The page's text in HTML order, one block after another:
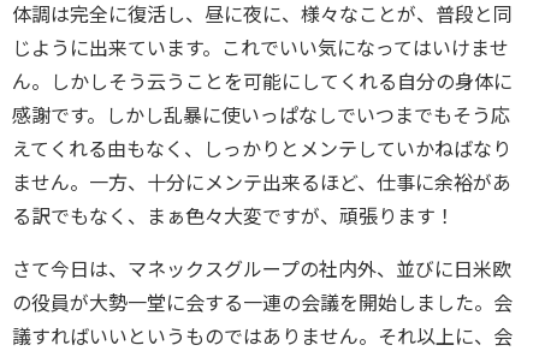
体調は完全に復活し、昼に夜に、様々なことが、普段と同
じように出来ています。これでいい気になってはいけませ
ん。しかしそう云うことを可能にしてくれる自分の身体に
感謝です。しかし乱暴に使いっぱなしでいつまでもそう応
えてくれる由もなく、しっかりとメンテしていかねばなり
ません。一方、十分にメンテ出来るほど、仕事に余裕があ
る訳でもなく、まぁ色々大変ですが、頑張ります！
さて今日は、マネックスグループの社内外、並びに日米欧
の役員が大勢一堂に会する一連の会議を開始しました。会
議すればいいというものではありません。それ以上に、会